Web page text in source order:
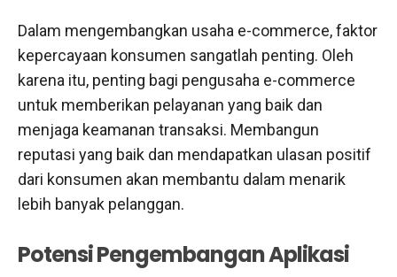
Dalam mengembangkan usaha e-commerce, faktor
kepercayaan konsumen sangatlah penting. Oleh
karena itu, penting bagi pengusaha e-commerce
untuk memberikan pelayanan yang baik dan
menjaga keamanan transaksi. Membangun
reputasi yang baik dan mendapatkan ulasan positif
dari konsumen akan membantu dalam menarik
lebih banyak pelanggan.
Potensi Pengembangan Aplikasi